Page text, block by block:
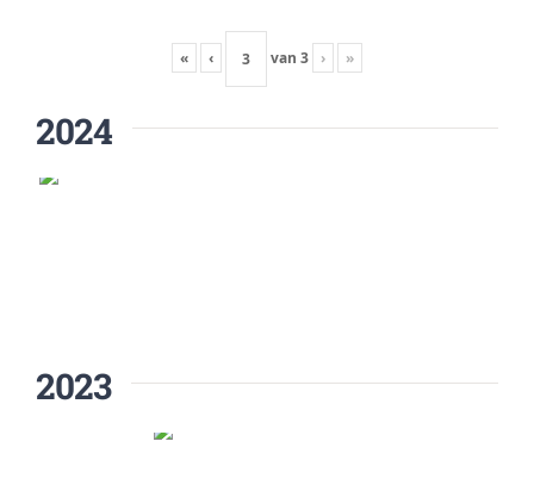
« ‹ van 3 › »
2024
2023